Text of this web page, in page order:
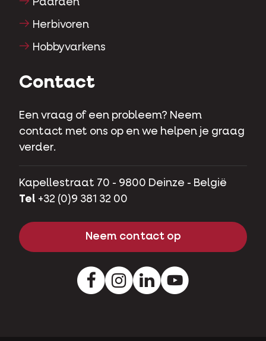
Herbivoren
Hobbyvarkens
Contact
Een vraag of een probleem? Neem
contact met ons op en we helpen je graag
verder.
Kapellestraat 70 - 9800 Deinze - België
Tel +32 (0)9 381 32 00
Neem contact op
FacebookInstagram
LinkedInYoutube